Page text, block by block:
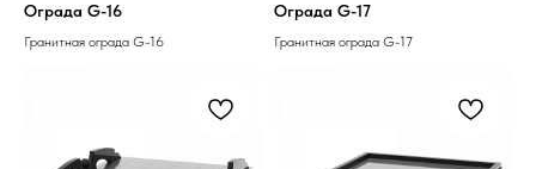
Ограда G-16
Гранитная ограда G-16
Ограда G-17
Гранитная ограда G-17